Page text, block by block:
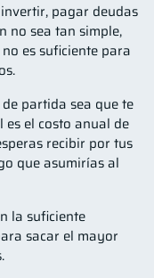
pagar deudas
no sea tan simple,
es suficiente para
partida sea que te
es el costo anual de
recibir por tus
que asumirías al
la suficiente
sacar el mayor